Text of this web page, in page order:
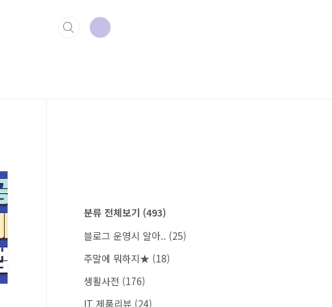
분류 전체보기 (493)
블로그 운영시 알아.. (25)
주말에 뭐하지★ (18)
생활사전 (176)
IT 제품리뷰 (24)